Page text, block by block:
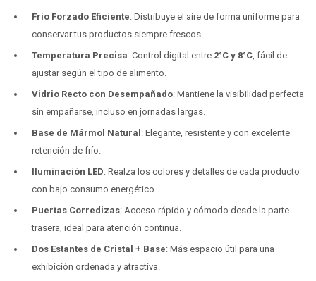
Frío Forzado Eficiente: Distribuye el aire de forma uniforme para
conservar tus productos siempre frescos.
Temperatura Precisa: Control digital entre 2°C y 8°C , fácil de
ajustar según el tipo de alimento.
Vidrio Recto con Desempañado: Mantiene la visibilidad perfecta
sin empañarse, incluso en jornadas largas.
Base de Mármol Natural: Elegante, resistente y con excelente
retención de frío.
Iluminación LED: Realza los colores y detalles de cada producto
con bajo consumo energético.
Puertas Corredizas: Acceso rápido y cómodo desde la parte
trasera, ideal para atención continua.
Dos Estantes de Cristal + Base: Más espacio útil para una
exhibición ordenada y atractiva.